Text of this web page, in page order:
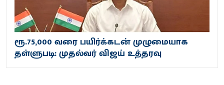
ரூ.75,000 வரை பயிர்க்கடன் முழுமையாக
தள்ளுபடி: முதல்வர் விஜய் உத்தரவு